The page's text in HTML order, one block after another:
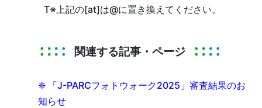
T※上記の[at]は@に置き換えてください。
関連する記事・ページ
❈ 「J-PARCフォトウォーク2025」審査結果のお
知らせ